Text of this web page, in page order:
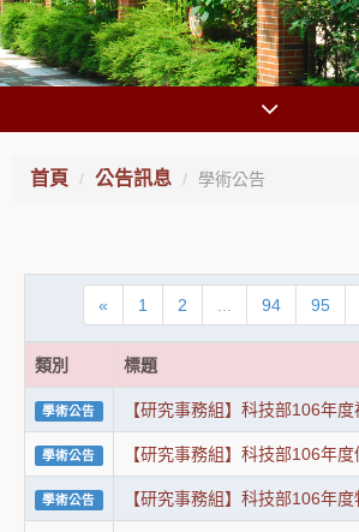
首頁 公告訊息 學術公告
« 1 2 94 95
類別 標題
學術公告 【研究事務組】科技部106年
學術公告 【研究事務組】科技部106年
學術公告 【研究事務組】科技部106年